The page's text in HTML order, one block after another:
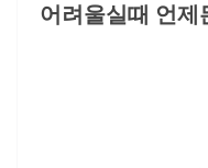
어려울실때 언제